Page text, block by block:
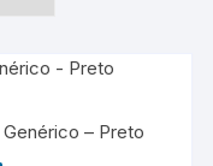
Genérico – Preto